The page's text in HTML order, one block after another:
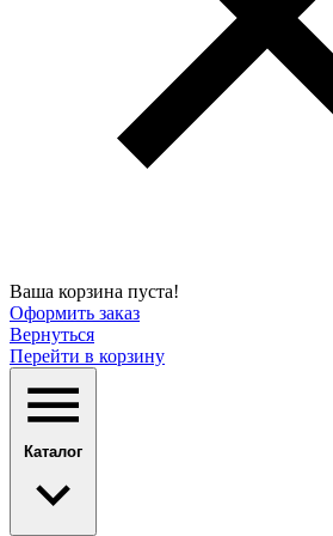
Ваша корзина пуста!
Оформить заказ
Вернуться
Перейти в корзину
Каталог